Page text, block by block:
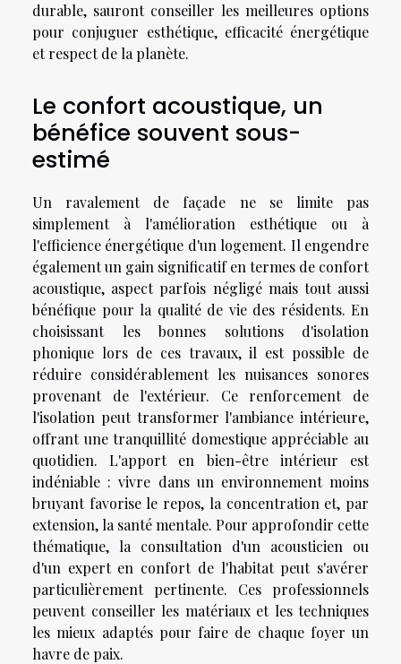
durable, sauront conseiller les meilleures options
pour conjuguer esthétique, efficacité énergétique
et respect de la planète.
Le confort acoustique, un
bénéfice souvent sous-
estimé
Un ravalement de façade ne se limite pas
simplement à l'amélioration esthétique ou à
l'efficience énergétique d'un logement. Il engendre
également un gain significatif en termes de confort
acoustique, aspect parfois négligé mais tout aussi
bénéfique pour la qualité de vie des résidents. En
choisissant les bonnes solutions d'isolation
phonique lors de ces travaux, il est possible de
réduire considérablement les nuisances sonores
provenant de l'extérieur. Ce renforcement de
l'isolation peut transformer l'ambiance intérieure,
offrant une tranquillité domestique appréciable au
quotidien. L'apport en bien-être intérieur est
indéniable : vivre dans un environnement moins
bruyant favorise le repos, la concentration et, par
extension, la santé mentale. Pour approfondir cette
thématique, la consultation d'un acousticien ou
d'un expert en confort de l'habitat peut s'avérer
particulièrement pertinente. Ces professionnels
peuvent conseiller les matériaux et les techniques
les mieux adaptés pour faire de chaque foyer un
havre de paix.